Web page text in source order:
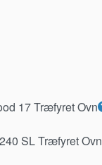
17 Træfyret Ovn
SL Træfyret Ovn